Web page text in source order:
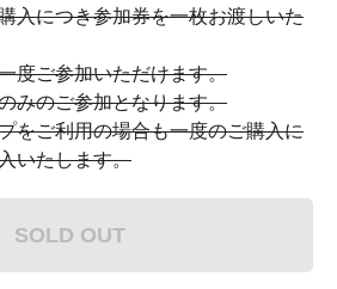
入につき参加券を一枚お渡しいた
度ご参加いただけます。
みのご参加となります。
をご利用の場合も一度のご購入に
いたします。
SOLD OUT